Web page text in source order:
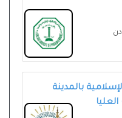
بالمدينة